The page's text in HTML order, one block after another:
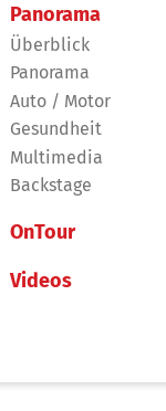
Panorama
Überblick
Panorama
Auto / Motor
Gesundheit
Multimedia
Backstage
OnTour
Videos